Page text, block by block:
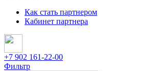
Как стать партнером
Кабинет партнера
+7 902 161-22-00
Фильтр